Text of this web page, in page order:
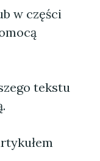
w części
tekstu